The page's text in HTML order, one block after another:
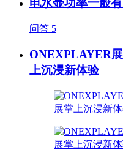
电水壶功率一般
问答 5
ONEXPLAYER
上沉浸新体验